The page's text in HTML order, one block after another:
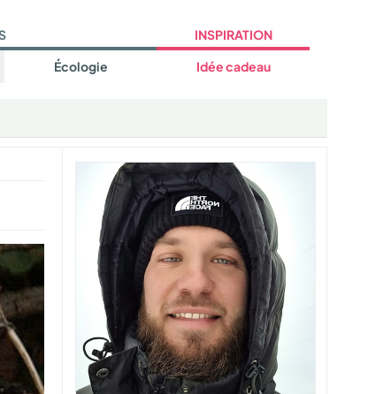
Écologie
INSPIRATION
Idée cadeau